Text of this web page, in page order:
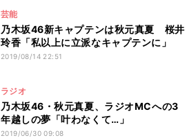
芸能
乃木坂46新キャプテンは秋元真夏 桜井
玲香「私以上に立派なキャプテンに」
2019/08/14 22:51
ラジオ
乃木坂46・秋元真夏、ラジオMCへの3
年越しの夢「叶わなくて…」
2019/06/30 09:08